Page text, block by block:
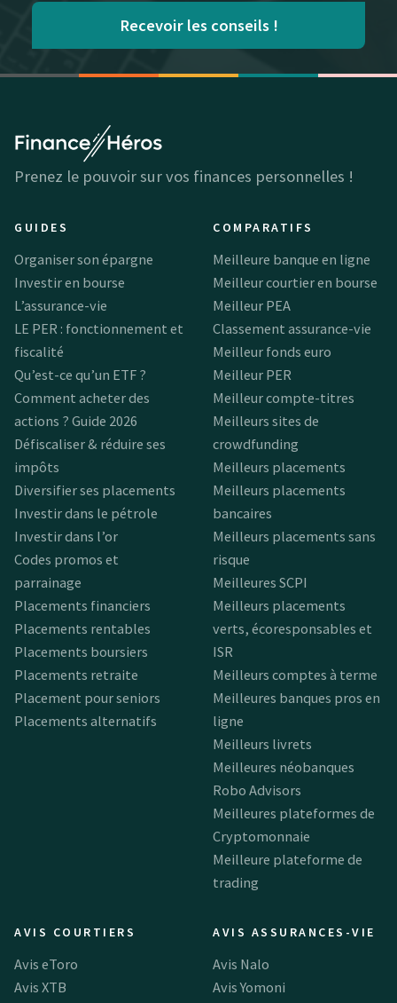
Recevoir les conseils !
Prenez le pouvoir sur vos finances personnelles !
GUIDES
Organiser son épargne
Investir en bourse
L’assurance-vie
LE PER : fonctionnement et
fiscalité
Qu’est-ce qu’un ETF ?
Comment acheter des
actions ? Guide 2026
Défiscaliser & réduire ses
impôts
Diversifier ses placements
Investir dans le pétrole
Investir dans l’or
Codes promos et
parrainage
Placements financiers
Placements rentables
Placements boursiers
Placements retraite
Placement pour seniors
Placements alternatifs
COMPARATIFS
Meilleure banque en ligne
Meilleur courtier en bourse
Meilleur PEA
Classement assurance-vie
Meilleur fonds euro
Meilleur PER
Meilleur compte-titres
Meilleurs sites de
crowdfunding
Meilleurs placements
Meilleurs placements
bancaires
Meilleurs placements sans
risque
Meilleures SCPI
Meilleurs placements
verts, écoresponsables et
ISR
Meilleurs comptes à terme
Meilleures banques pros en
ligne
Meilleurs livrets
Meilleures néobanques
Robo Advisors
Meilleures plateformes de
Cryptomonnaie
Meilleure plateforme de
trading
AVIS COURTIERS
Avis eToro
Avis XTB
AVIS ASSURANCES-VIE
Avis Nalo
Avis Yomoni